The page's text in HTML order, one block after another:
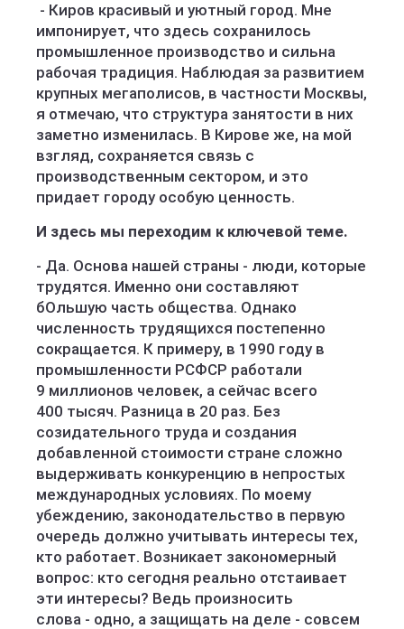
- Киров красивый и уютный город. Мне
импонирует, что здесь сохранилось
промышленное производство и сильна
рабочая традиция. Наблюдая за развитием
крупных мегаполисов, в частности Москвы,
я отмечаю, что структура занятости в них
заметно изменилась. В Кирове же, на мой
взгляд, сохраняется связь с
производственным сектором, и это
придает городу особую ценность.
И здесь мы переходим к ключевой теме.
- Да. Основа нашей страны - люди, которые
трудятся. Именно они составляют
бОльшую часть общества. Однако
численность трудящихся постепенно
сокращается. К примеру, в 1990 году в
промышленности РСФСР работали
9 миллионов человек, а сейчас всего
400 тысяч. Разница в 20 раз. Без
созидательного труда и создания
добавленной стоимости стране сложно
выдерживать конкуренцию в непростых
международных условиях. По моему
убеждению, законодательство в первую
очередь должно учитывать интересы тех,
кто работает. Возникает закономерный
вопрос: кто сегодня реально отстаивает
эти интересы? Ведь произносить
слова - одно, а защищать на деле - совсем